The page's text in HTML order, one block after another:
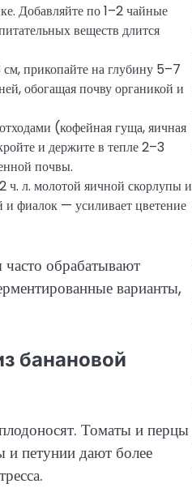
Добавляйте по 1–2 чайные
веществ длится
прикопайте на глубину 5–7
обогащая почву органикой и
(кофейная гуща, яичная
и держите в тепле 2–3
почвы.
ч. л. молотой яичной скорлупы и
и фиалок — усиливает цветение
обрабатывают
варианты,
банановой
Томаты и перцы
петунии дают более